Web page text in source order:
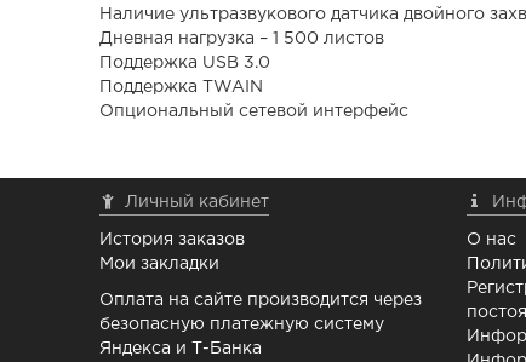
Наличие ультразвукового датчика двойного
Дневная нагрузка – 1 500 листов
Поддержка USB 3.0
Поддержка TWAIN
Опциональный сетевой интерфейс
Личный кабинет
История заказов
Мои закладки
Оплата на сайте производится через
безопасную платежную систему
Яндекса и Т-Банка
О нас